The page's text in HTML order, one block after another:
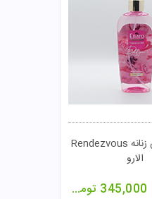
بادی اسپلش زنانه Rendezvous
الارو
345,000 تومان